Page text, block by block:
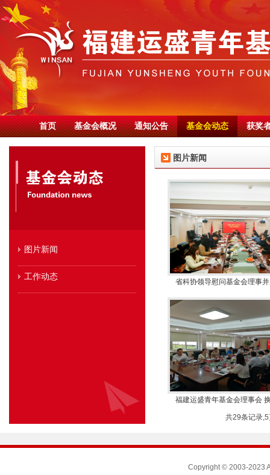
首页 基金会概况 通知公告 基金会动态 获奖
图片新闻
工作动态
图片新闻
省科协领导慰问基金会理事
福建运盛青年基金会理事会
共29条记录
Copyright © 2003-2023